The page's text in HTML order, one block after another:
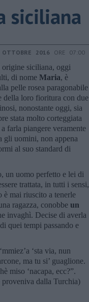
siciliana
2016 ORE 07:00
origine siciliana, oggi
di nome Maria, è
pelle rosea paragonabile
della loro fioritura con due
nonostante oggi, sia
stata molto corteggiata
farla piangere veramente
gli uomini, non appena
al suo standard di
un uomo perfetto e lei di
trattata, in tutti i sensi,
è mai riuscito a tenerle
ragazza, conobbe un
invaghì. Decise di averla
quei tempi passando e
‘sta via, nun
ma tu si’ guaglione.
miso ‘nacapa, ecc?”.
dalla Turchia)